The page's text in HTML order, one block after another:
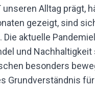
unseren Alltag prägt,
gezeigt, sind
Die aktuelle
und Nachhaltigkeit
besonders
Grundverständnis